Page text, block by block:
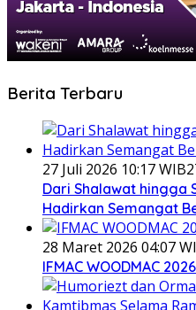
Berita Terbaru
27 Juli 2026 10:17 WIB
Dari Shalawat hingga
Hadirkan Semangat
28 Maret 2026 04:07
IFMAC WOODMAC 2026